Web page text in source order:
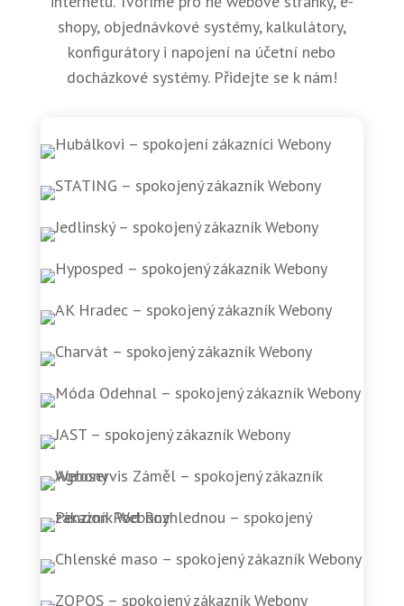
shopy, objednávkové systémy, kalkulátory,
konfigurátory i napojení na účetní nebo
docházkové systémy. Přidejte se k nám!